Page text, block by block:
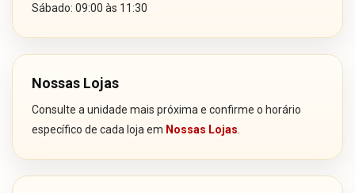
Sábado: 09:00 às 11:30
Nossas Lojas
Consulte a unidade mais próxima e confirme o horário
específico de cada loja em Nossas Lojas